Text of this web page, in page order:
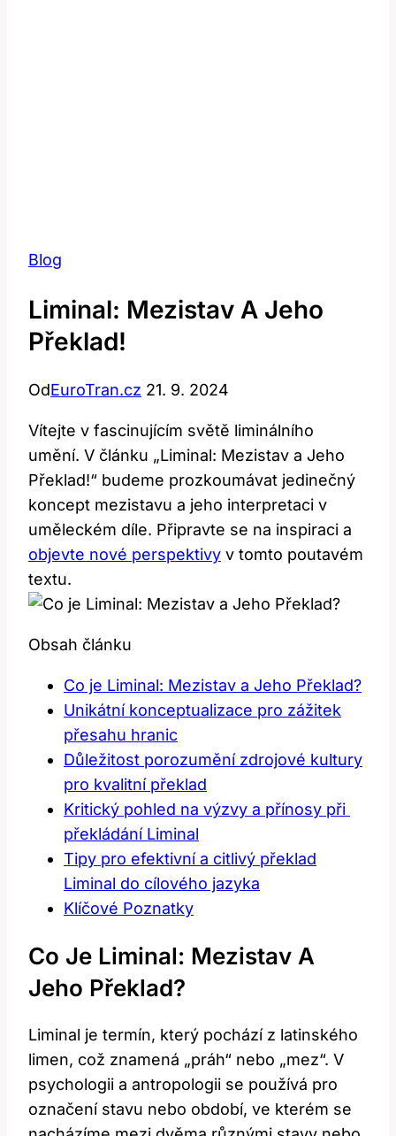
Blog
Liminal: Mezistav A Jeho
Překlad!
OdEuroTran.cz 21. 9. 2024
Vítejte‍ v fascinujícím ‌světě liminálního
umění. V článku „Liminal: Mezistav a ⁣Jeho
Překlad!“ budeme prozkoumávat jedinečný
‍koncept mezistavu ⁣a jeho interpretaci v
uměleckém⁤ díle. Připravte se na inspiraci a
objevte nové perspektivy v tomto poutavém
textu.
Obsah článku
Co⁢ je Liminal: Mezistav a⁢ Jeho Překlad?
Unikátní konceptualizace pro zážitek
přesahu hranic
Důležitost porozumění zdrojové kultury
pro kvalitní překlad
Kritický ⁢pohled na výzvy a přínosy při ​
překládání Liminal
Tipy pro efektivní a citlivý překlad
⁢Liminal do cílového‍ jazyka
Klíčové Poznatky
Co⁢ Je Liminal: Mezistav A⁢
Jeho Překlad?
Liminal je termín, který pochází z latinského
limen, což⁤ znamená „práh“ nebo „mez“. V
psychologii a⁢ antropologii se používá pro
označení stavu‌ nebo období, ve ⁣kterém se